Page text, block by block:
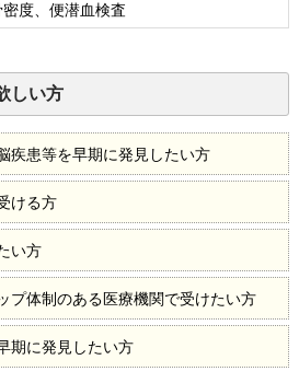
密度、便潜血検査
しい方
疾患等を早期に発見したい方
ける方
い方
プ体制のある医療機関で受けたい方
期に発見したい方